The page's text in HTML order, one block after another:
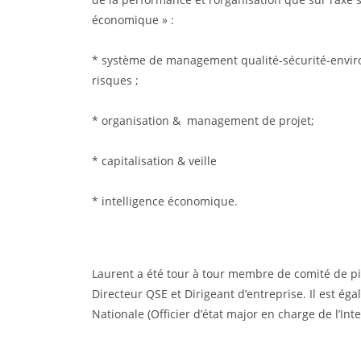
économique » :
* système de management qualité-sécurité-
risques ;
* organisation & management de projet;
* capitalisation & veille
* intelligence économique.
Laurent a été tour à tour membre de comité de
Directeur QSE et Dirigeant d’entreprise. Il est
Nationale (Officier d’état major en charge de